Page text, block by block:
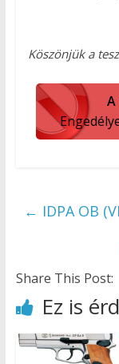
Köszönjük a
← IDPA OB
Share This Post:
Ez is